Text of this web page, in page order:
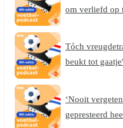
om verliefd op
Tóch
beukt tot gaatje'
‘Nooit
gepresteerd